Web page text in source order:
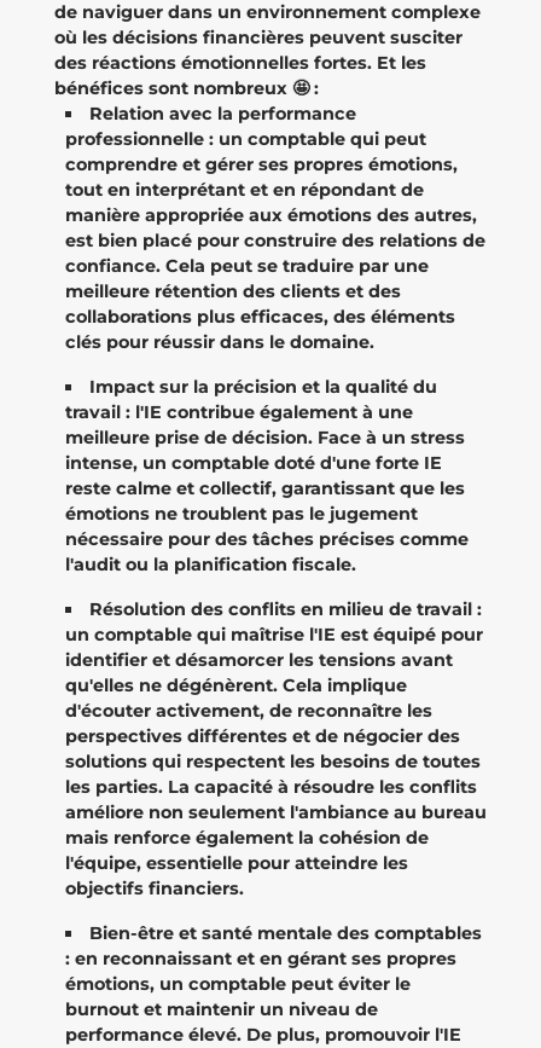
de naviguer dans un environnement complexe
où les décisions financières peuvent susciter
des réactions émotionnelles fortes. Et les
bénéfices sont nombreux 🤩 :
Relation avec la performance
professionnelle : un comptable qui peut
comprendre et gérer ses propres émotions,
tout en interprétant et en répondant de
manière appropriée aux émotions des autres,
est bien placé pour construire des relations de
confiance. Cela peut se traduire par une
meilleure rétention des clients et des
collaborations plus efficaces, des éléments
clés pour réussir dans le domaine.
Impact sur la précision et la qualité du
travail : l'IE contribue également à une
meilleure prise de décision. Face à un stress
intense, un comptable doté d'une forte IE
reste calme et collectif, garantissant que les
émotions ne troublent pas le jugement
nécessaire pour des tâches précises comme
l'audit ou la planification fiscale.
Résolution des conflits en milieu de travail :
un comptable qui maîtrise l'IE est équipé pour
identifier et désamorcer les tensions avant
qu'elles ne dégénèrent. Cela implique
d'écouter activement, de reconnaître les
perspectives différentes et de négocier des
solutions qui respectent les besoins de toutes
les parties. La capacité à résoudre les conflits
améliore non seulement l'ambiance au bureau
mais renforce également la cohésion de
l'équipe, essentielle pour atteindre les
objectifs financiers.
Bien-être et santé mentale des comptables
: en reconnaissant et en gérant ses propres
émotions, un comptable peut éviter le
burnout et maintenir un niveau de
performance élevé. De plus, promouvoir l'IE